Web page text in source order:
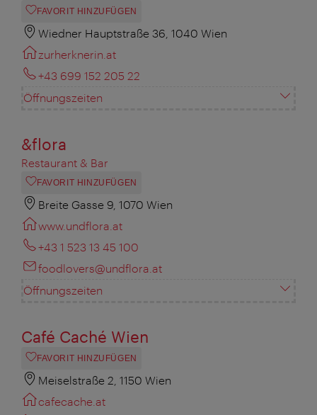
FAVORIT HINZUFÜGEN
Wiedner Hauptstraße 36, 1040 Wien
zurherknerin.at
+43 699 152 205 22
Öffnungszeiten
&flora
Restaurant & Bar
FAVORIT HINZUFÜGEN
Breite Gasse 9, 1070 Wien
www.undflora.at
+43 1 523 13 45 100
foodlovers@undflora.at
Öffnungszeiten
Café Caché Wien
FAVORIT HINZUFÜGEN
Meiselstraße 2, 1150 Wien
cafecache.at